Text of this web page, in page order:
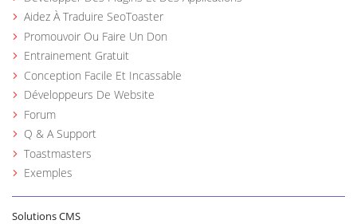
Aidez À Traduire SeoToaster
Promouvoir Ou Faire Un Don
Entrainement Gratuit
Conception Facile Et Incassable
Développeurs De Website
Forum
Q & A Support
Toastmasters
Exemples
Solutions CMS